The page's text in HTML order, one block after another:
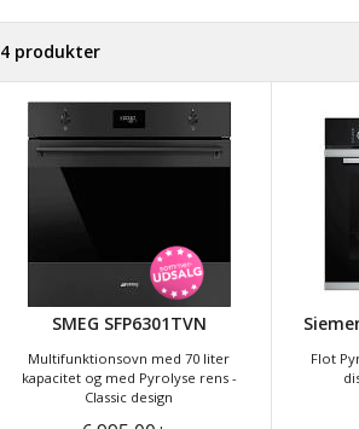
4 produkter
SMEG SFP6301TVN
Multifunktionsovn med 70 liter
kapacitet og med Pyrolyse rens -
Classic design
Flot